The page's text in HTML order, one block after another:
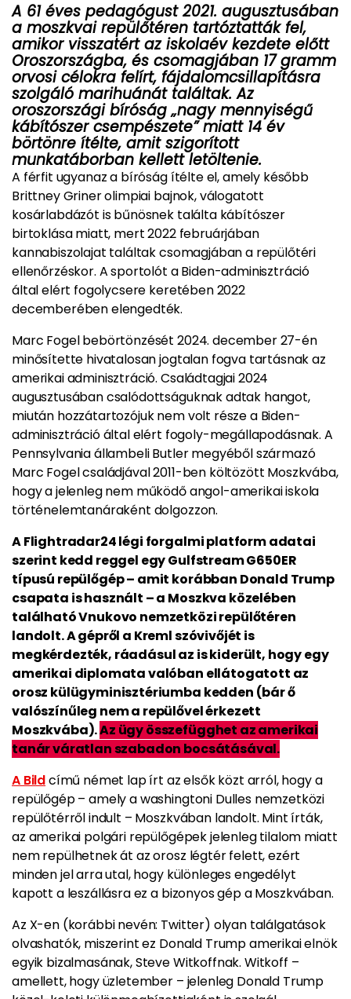
A 61 éves pedagógust 2021. augusztusában
a moszkvai repülőtéren tartóztatták fel,
amikor visszatért az iskolaév kezdete előtt
Oroszországba, és csomagjában 17 gramm
orvosi célokra felírt, fájdalomcsillapításra
szolgáló marihuánát találtak. Az
oroszországi bíróság „nagy mennyiségű
kábítószer csempészete” miatt 14 év
börtönre ítélte, amit szigorított
munkatáborban kellett letöltenie.
A férfit ugyanaz a bíróság ítélte el, amely később
Brittney Griner olimpiai bajnok, válogatott
kosárlabdázót is bűnösnek találta kábítószer
birtoklása miatt, mert 2022 februárjában
kannabiszolajat találtak csomagjában a repülőtéri
ellenőrzéskor. A sportolót a Biden-adminisztráció
által elért fogolycsere keretében 2022
decemberében elengedték.
Marc Fogel bebörtönzését 2024. december 27-én
minősítette hivatalosan jogtalan fogva tartásnak az
amerikai adminisztráció. Családtagjai 2024
augusztusában csalódottságuknak adtak hangot,
miután hozzátartozójuk nem volt része a Biden-
adminisztráció által elért fogoly-megállapodásnak. A
Pennsylvania állambeli Butler megyéből származó
Marc Fogel családjával 2011-ben költözött Moszkvába,
hogy a jelenleg nem működő angol-amerikai iskola
történelemtanáraként dolgozzon.
A Flightradar24 légi forgalmi platform adatai
szerint kedd reggel egy Gulfstream G650ER
típusú repülőgép – amit korábban Donald Trump
csapata is használt – a Moszkva közelében
található Vnukovo nemzetközi repülőtéren
landolt. A gépről a Kreml szóvivőjét is
megkérdezték, ráadásul az is kiderült, hogy egy
amerikai diplomata valóban ellátogatott az
orosz külügyminisztériumba kedden (bár ő
valószínűleg nem a repülővel érkezett
Moszkvába).Az ügy összefügghet az amerikai
tanár váratlan szabadon bocsátásával.
A Bildcímű német lap írt az elsők közt arról, hogy a
repülőgép – amely a washingtoni Dulles nemzetközi
repülőtérről indult – Moszkvában landolt. Mint írták,
az amerikai polgári repülőgépek jelenleg tilalom miatt
nem repülhetnek át az orosz légtér felett, ezért
minden jel arra utal, hogy különleges engedélyt
kapott a leszállásra ez a bizonyos gép a Moszkvában.
Az X-en (korábbi nevén: Twitter) olyan találgatások
olvashatók, miszerint ez Donald Trump amerikai elnök
egyik bizalmasának, Steve Witkoffnak. Witkoff –
amellett, hogy üzletember – jelenleg Donald Trump